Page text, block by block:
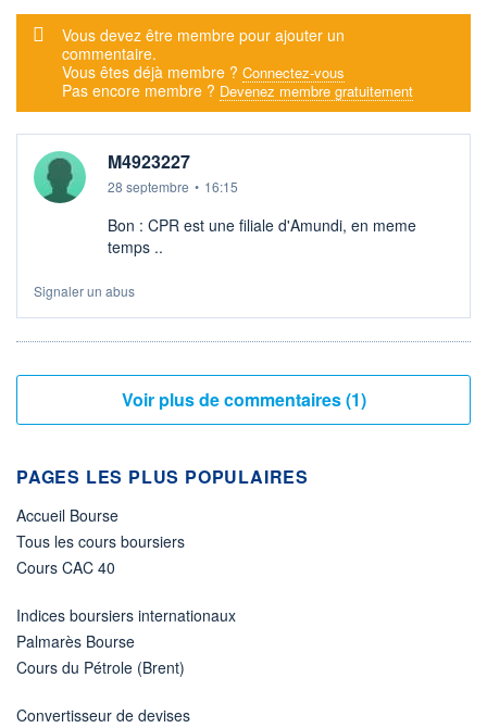
Message d'alerte
Vous devez être membre pour ajouter un
commentaire.
Vous êtes déjà membre ? Connectez-vous
Pas encore membre ? Devenez membre gratuitement
M4923227
28 septembre • 16:15
Bon : CPR est une filiale d'Amundi, en meme
temps ..
Signaler un abus
Voir plus de commentaires (1)
PAGES LES PLUS POPULAIRES
Accueil Bourse
Tous les cours boursiers
Cours CAC 40
Indices boursiers internationaux
Palmarès Bourse
Cours du Pétrole (Brent)
Convertisseur de devises